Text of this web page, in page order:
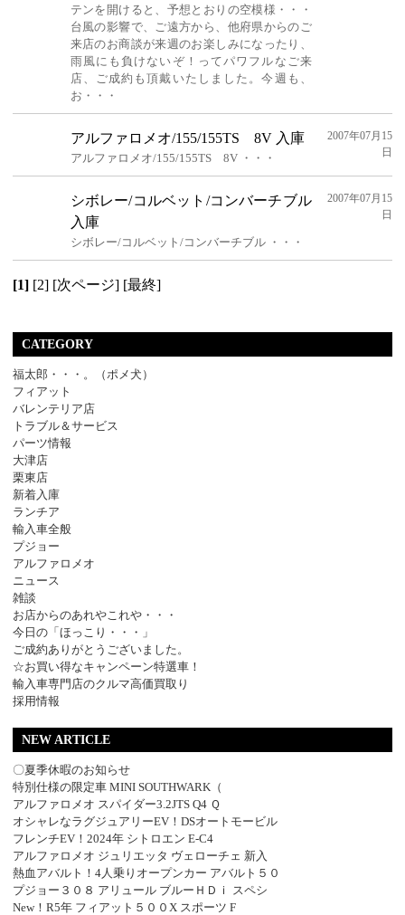
テンを開けると、予想とおりの空模様・・・
台風の影響で、ご遠方から、他府県からのご
来店のお商談が来週のお楽しみになったり、
雨風にも負けないぞ！ってパワフルなご来
店、ご成約も頂戴いたしました。今週も、
お・・・
アルファロメオ/155/155TS 8V 入庫
アルファロメオ/155/155TS 8V ・・・
2007年07月15
日
シボレー/コルベット/コンバーチブル
入庫
シボレー/コルベット/コンバーチブル ・・・
2007年07月15
日
[1] [2] [次ページ] [最終]
CATEGORY
福太郎・・・。（ポメ犬）
フィアット
バレンテリア店
トラブル＆サービス
パーツ情報
大津店
栗東店
新着入庫
ランチア
輸入車全般
プジョー
アルファロメオ
ニュース
雑談
お店からのあれやこれや・・・
今日の「ほっこり・・・」
ご成約ありがとうございました。
☆お買い得なキャンペーン特選車！
輸入車専門店のクルマ高価買取り
採用情報
NEW ARTICLE
〇夏季休暇のお知らせ
特別仕様の限定車 MINI SOUTHWARK（
アルファロメオ スパイダー3.2JTS Q4 Ｑ
オシャレなラグジュアリーEV！DSオートモービル
フレンチEV！2024年 シトロエン E-C4
アルファロメオ ジュリエッタ ヴェローチェ 新入
熱血アバルト！4人乗りオープンカー アバルト５０
プジョー３０８ アリュール ブルーＨＤｉ スペシ
New！R5年 フィアット５００X スポーツ F